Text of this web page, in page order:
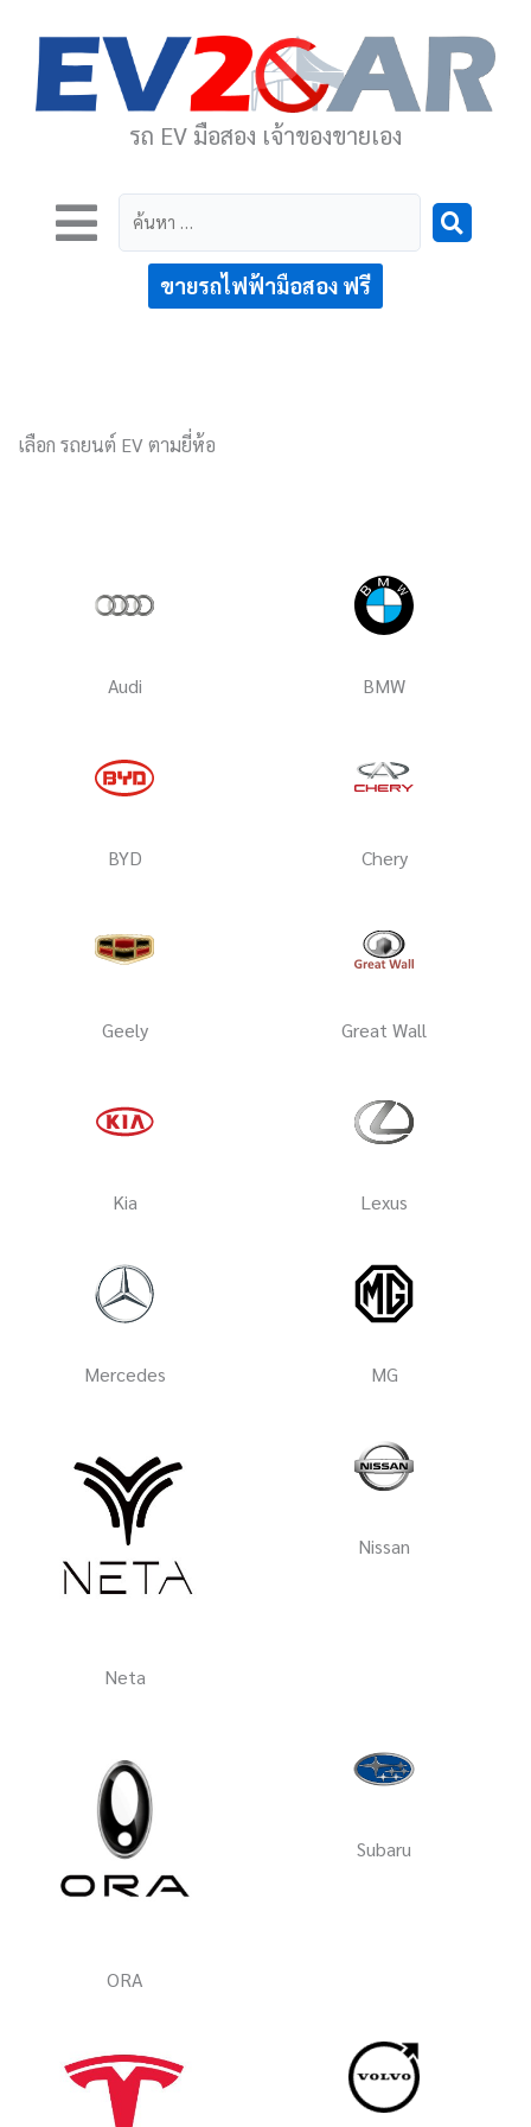
รถ EV มือสอง เจ้าของขายเอง
ค้นหา
ขายรถไฟฟ้ามือสอง ฟรี
เลือก รถยนต์ EV ตามยี่ห้อ
Audi BMW
BYD Chery
Geely Great Wall
Kia Lexus
Mercedes MG
Neta
Nissan
ORA
Subaru